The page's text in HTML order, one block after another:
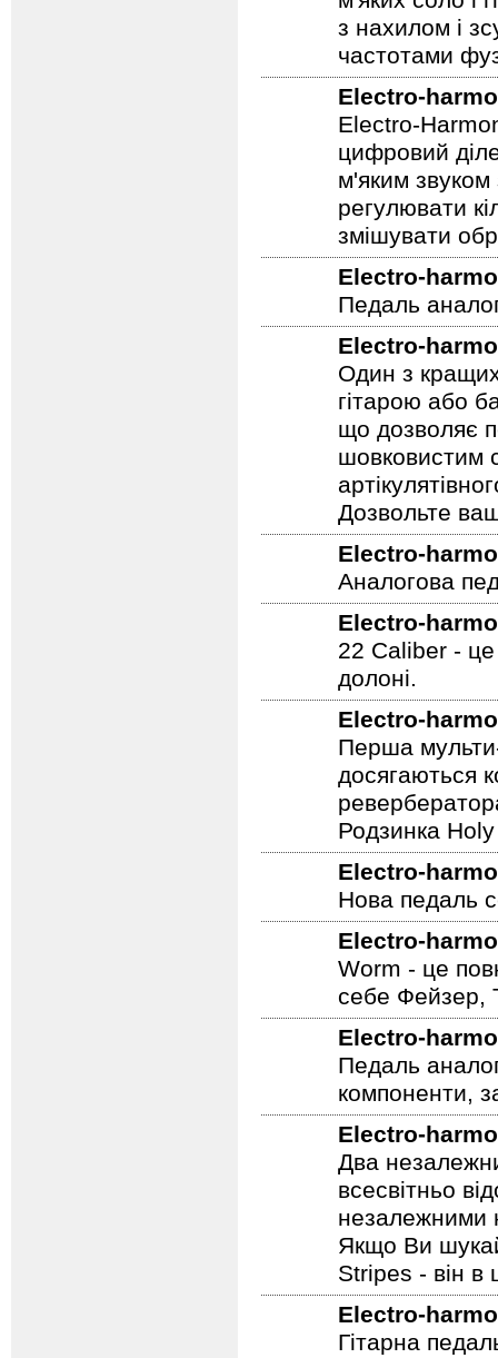
FAT/NORM,
м'яких соло і
з нахилом і
частотами
Electro-
Electro-
цифровий
м'яким звуком
регулювати
змішувати
Electro-
Педаль
Electro-
Один з
гітарою або
що дозволяє
шовковистим
Дозвольте
Electro-
Аналогова
Electro-
22 Caliber - це
долоні.
Electro-
Перша
досягаються
Родзинка
Electro-
Нова педаль
Electro-
Worm - це
себе Фейзер,
Electro-
Педаль
компоненти,
Electro-
Два
всесвітньо
незалежними
Якщо Ви
Stripes - він в